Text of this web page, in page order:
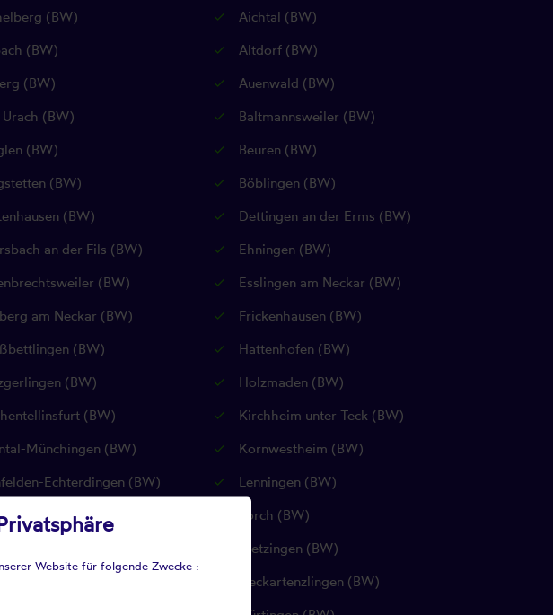
(BW)
Aichtal (BW)
(BW)
Altdorf (BW)
(BW)
Auenwald (BW)
Urach (BW)
Baltmannsweiler (BW)
(BW)
Beuren (BW)
(BW)
Böblingen (BW)
(BW)
Dettingen an der Erms (BW)
an der Fils (BW)
Ehningen (BW)
(BW)
Esslingen am Neckar (BW)
am Neckar (BW)
Frickenhausen (BW)
(BW)
Hattenhofen (BW)
(BW)
Holzmaden (BW)
(BW)
Kirchheim unter Teck (BW)
Münchingen (BW)
Kornwestheim (BW)
Echterdingen (BW)
Lenningen (BW)
(BW)
Lorch (BW)
Metzingen (BW)
Neckartenzlingen (BW)
Website für folgende Zwecke :